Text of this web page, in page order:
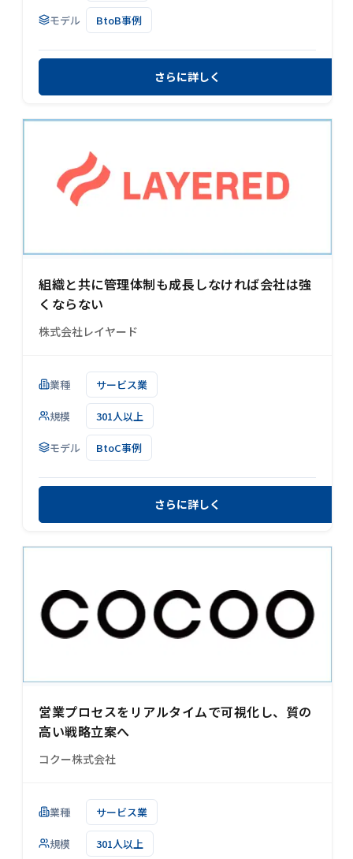
モデル BtoB事例
さらに詳しく
組織と共に管理体制も成長しなければ会社は強
くならない
株式会社レイヤード
業種 サービス業
規模 301人以上
モデル BtoC事例
さらに詳しく
営業プロセスをリアルタイムで可視化し、質の
高い戦略立案へ
コクー株式会社
業種 サービス業
規模 301人以上